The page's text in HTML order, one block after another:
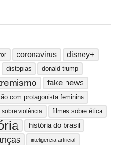
coronavirus disney+
distopias donald trump
fake news
com protagonista feminina
sobre violência filmes sobre ética
história do brasil
inteligencia artificial